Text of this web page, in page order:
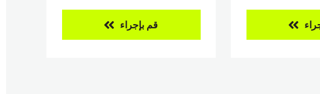
قم بإجراء